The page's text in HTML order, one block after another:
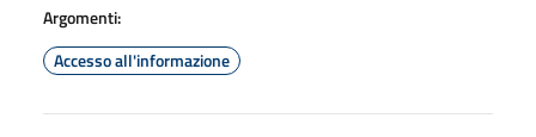
Argomenti:
Accesso all'informazione